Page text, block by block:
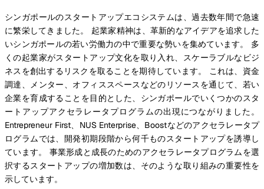
シンガポールのスタートアップエコシステムは、過去数年間で急速
に繁栄してきました。 起業家精神は、革新的なアイデアを追求した
いシンガポールの若い労働力の中で重要な勢いを集めています。 多
くの起業家がスタートアップ文化を取り入れ、スケーラブルなビジ
ネスを創出するリスクを取ることを期待しています。 これは、資金
調達、メンター、オフィススペースなどのリソースを通じて、若い
企業を育成することを目的とした、シンガポールでいくつかのスタ
ートアップアクセラレータプログラムの出現につながりました。
Entrepreneur First、NUS Enterprise、Boostなどのアクセラレータプ
ログラムでは、開発初期段階から何千ものスタートアップを誘導し
ています。 事業形成と成長のためのアクセラレータプログラムを選
択するスタートアップの増加数は、そのような取り組みの重要性を
示しています。